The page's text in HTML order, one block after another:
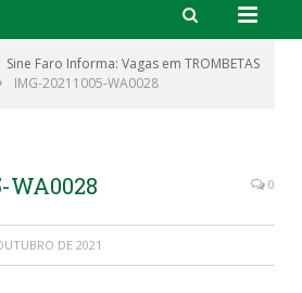
Sine Faro Informa: Vagas em TROMBETAS
IMG-20211005-WA0028
WA0028 0
DE 2021